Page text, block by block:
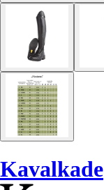
Kavalkade